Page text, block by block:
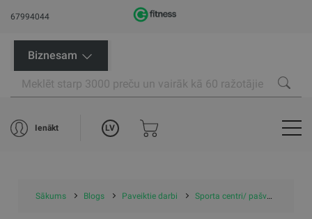
67994044
Biznesam
Ienākt LV
Sākums Blogs Paveiktie darbi Sporta centri/ pašvaldību projekti